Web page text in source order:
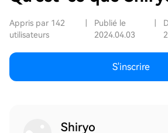
Appris par 142
utilisateurs
Publié le
2024.04.03
S'inscrire
Shiryo